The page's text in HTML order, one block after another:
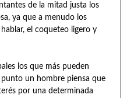
de la mitad justa los
ya que a menudo los
el coqueteo ligero y
los que más pueden
un hombre piensa que
por una determinada